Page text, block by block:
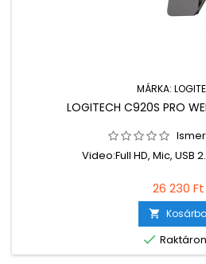
MÁRKA:
LOGITECH C920S PRO
Video:Full HD, Mic, USB
26 230 Ft
 Kosárba
 Raktáron